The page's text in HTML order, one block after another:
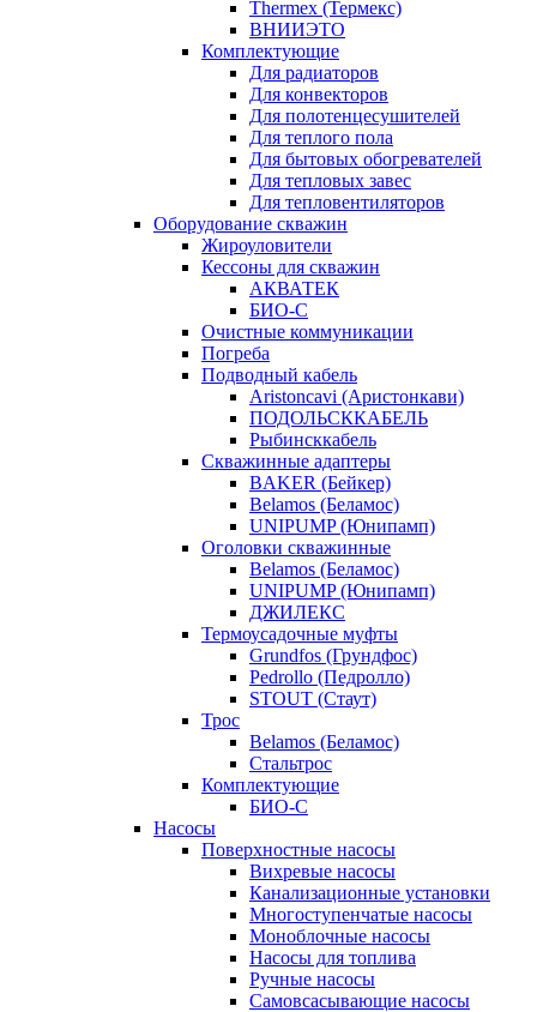
Thermex (Термекс)
ВНИИЭТО
Комплектующие
Для радиаторов
Для конвекторов
Для полотенцесушителей
Для теплого пола
Для бытовых обогревателей
Для тепловых завес
Для тепловентиляторов
Оборудование скважин
Жироуловители
Кессоны для скважин
АКВАТЕК
БИО-С
Очистные коммуникации
Погреба
Подводный кабель
Aristoncavi (Аристонкави)
ПОДОЛЬСККАБЕЛЬ
Рыбинсккабель
Скважинные адаптеры
BAKER (Бейкер)
Belamos (Беламос)
UNIPUMP (Юнипамп)
Оголовки скважинные
Belamos (Беламос)
UNIPUMP (Юнипамп)
ДЖИЛЕКС
Термоусадочные муфты
Grundfos (Грундфос)
Pedrollo (Педролло)
STOUT (Стаут)
Трос
Belamos (Беламос)
Стальтрос
Комплектующие
БИО-С
Насосы
Поверхностные насосы
Вихревые насосы
Канализационные установки
Многоступенчатые насосы
Моноблочные насосы
Насосы для топлива
Ручные насосы
Самовсасывающие насосы